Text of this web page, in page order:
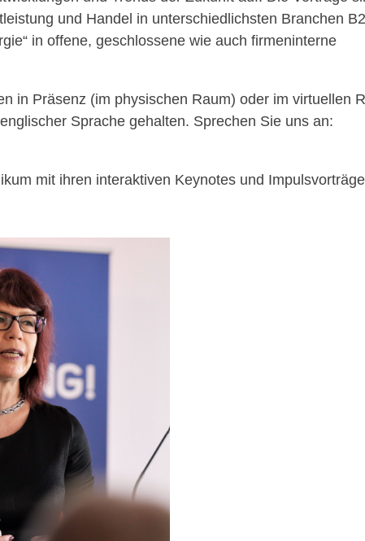
und Handel in unterschiedlichsten Branchen
in offene, geschlossene wie auch firmeninterne
in Präsenz (im physischen Raum) oder im virtuellen
Sprache gehalten. Sprechen Sie uns an:
mit ihren interaktiven Keynotes und